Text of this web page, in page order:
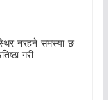
नरहने समस्या छ
गरी